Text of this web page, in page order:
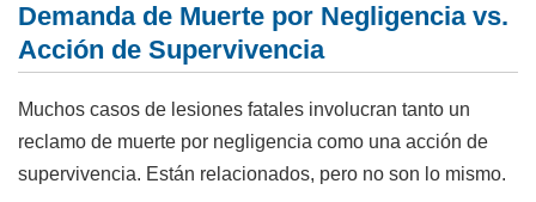
Demanda de Muerte por Negligencia vs.
Acción de Supervivencia
Muchos casos de lesiones fatales involucran tanto un
reclamo de muerte por negligencia como una acción de
supervivencia. Están relacionados, pero no son lo mismo.